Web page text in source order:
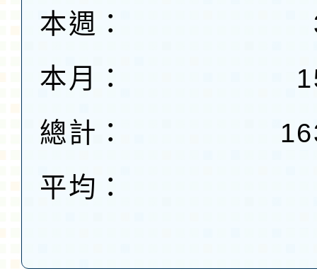
本週：
本月：
總計：
平均：